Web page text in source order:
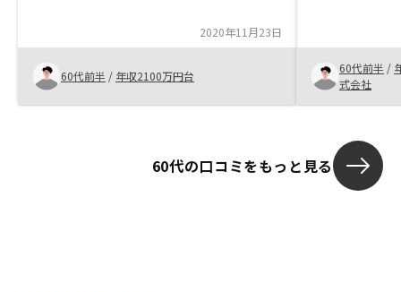
2020年11月23日
60代前半 / 年収2100万円台
いた。今まで
い行っていな
聞き、納得し
した。特になし
60代前半 /
式会社
60代の口コミをもっと見る